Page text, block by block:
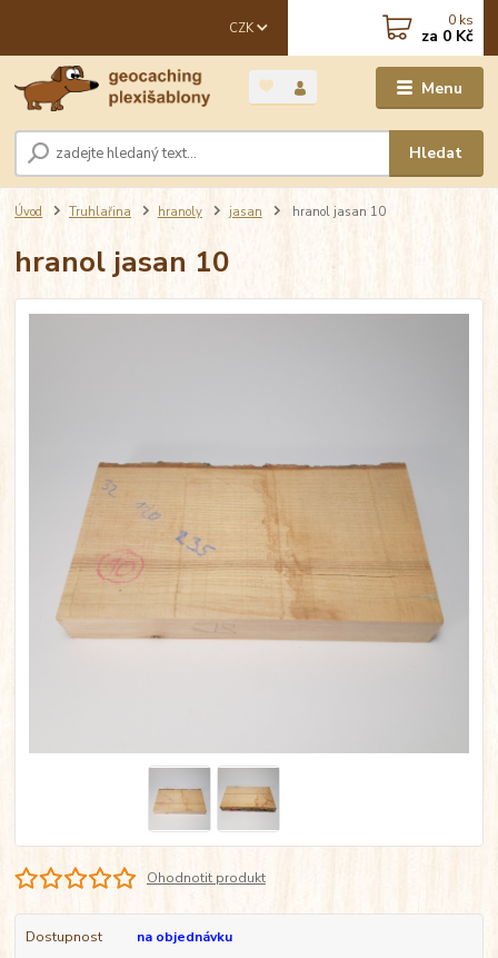
Menu
CZK
Hledat
0 ks
za 0 Kč
Úvod Truhlařina hranoly jasan hranol jasan 10
hranol jasan 10
Ohodnotit produkt
Dostupnost
na objednávku